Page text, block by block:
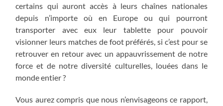
certains qui auront accès à leurs chaînes nationales
depuis n’importe où en Europe ou qui pourront
transporter avec eux leur tablette pour pouvoir
visionner leurs matches de foot préférés, si c’est pour se
retrouver en retour avec un appauvrissement de notre
force et de notre diversité culturelles, louées dans le
monde entier ?
Vous aurez compris que nous n’envisageons ce rapport,